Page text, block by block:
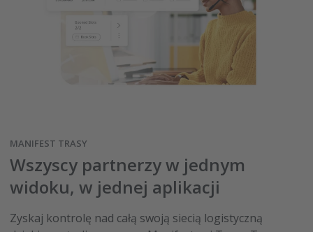
MANIFEST TRASY
Wszyscy partnerzy w jednym
widoku, w jednej aplikacji
Zyskaj kontrolę nad całą swoją siecią logistyczną